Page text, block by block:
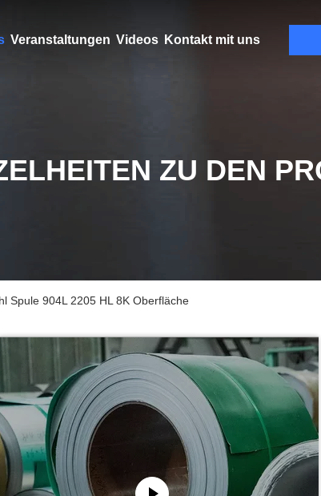
Veranstaltungen Videos Kontakt mit uns
ZU DEN
Spule 904L 2205 HL 8K Oberfläche